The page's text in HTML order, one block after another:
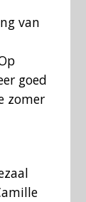
van
goed
zomer